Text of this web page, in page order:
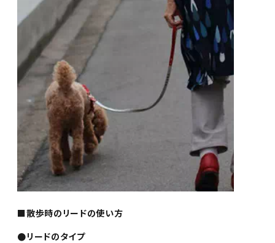
■散歩時のリードの使い方
●リードのタイプ